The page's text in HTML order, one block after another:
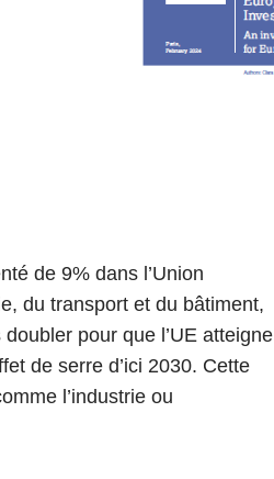
Redoulès au Sénat pour
les instances
de 9% dans l’Union
du transport et du bâtiment,
pour que l’UE atteigne
de serre d’ici 2030. Cette
l’industrie ou